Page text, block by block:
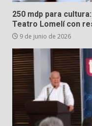
250 mdp para
Teatro Lomelí con
9 de junio de 2026